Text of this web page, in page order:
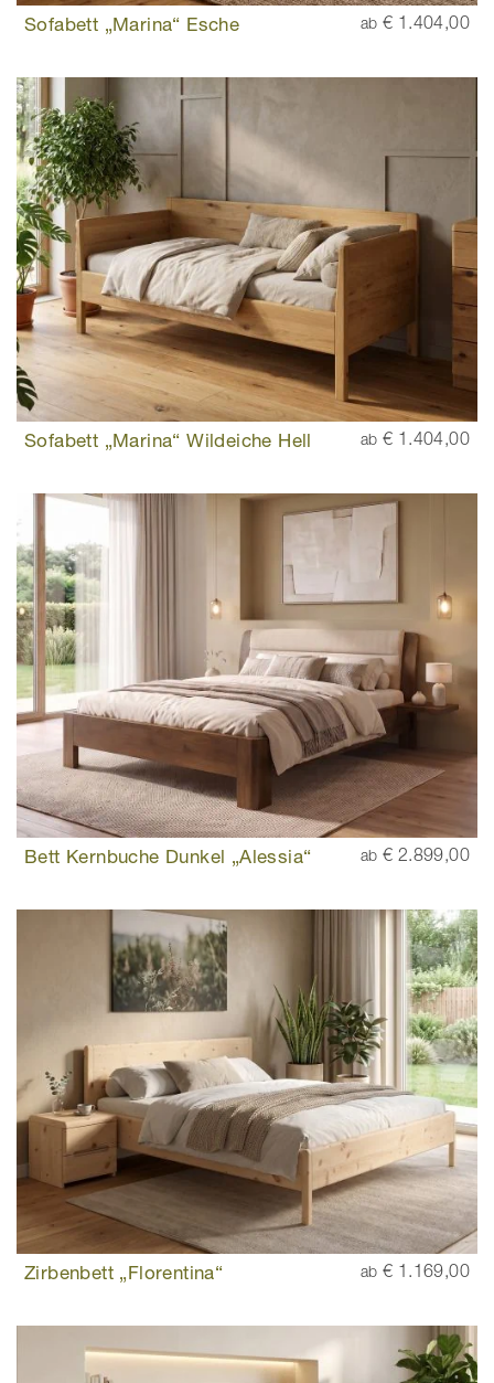
Sofabett „Marina“ Esche ab € 1.404,00
Sofabett „Marina“ Wildeiche Hell ab € 1.404,00
Bett Kernbuche Dunkel „Alessia“ ab € 2.899,00
Zirbenbett „Florentina“ ab € 1.169,00